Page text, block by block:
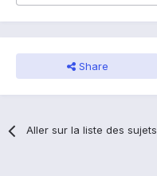
Share
Aller sur la liste des sujets